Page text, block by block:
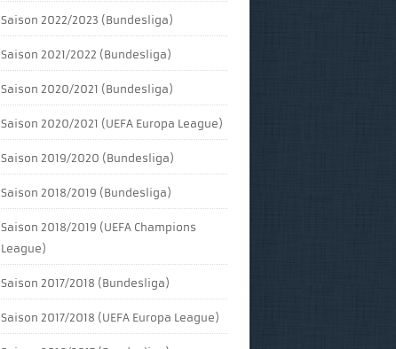
Saison 2022/2023 (Bundesliga)
Saison 2021/2022 (Bundesliga)
Saison 2020/2021 (Bundesliga)
Saison 2020/2021 (UEFA Europa League)
Saison 2019/2020 (Bundesliga)
Saison 2018/2019 (Bundesliga)
Saison 2018/2019 (UEFA Champions
League)
Saison 2017/2018 (Bundesliga)
Saison 2017/2018 (UEFA Europa League)